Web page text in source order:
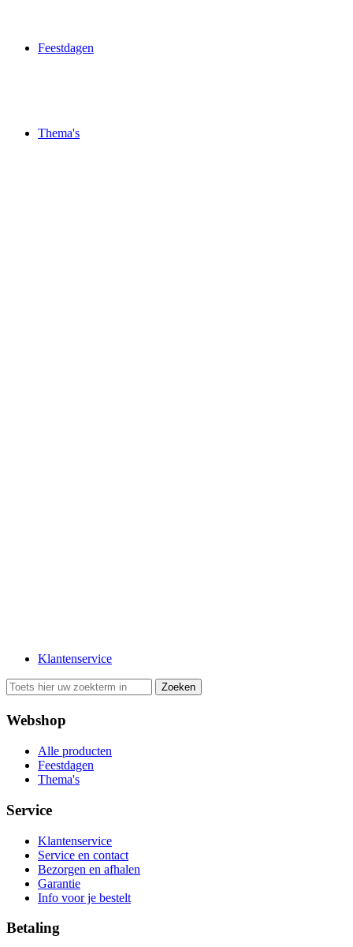
Feestdagen
Thema's
Klantenservice
Webshop
Alle producten
Feestdagen
Thema's
Service
Klantenservice
Service en contact
Bezorgen en afhalen
Garantie
Info voor je bestelt
Betaling